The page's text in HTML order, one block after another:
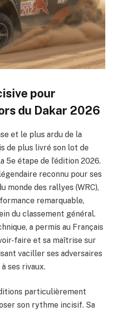
pour
du Dakar 2026
et le plus ardu de la
de plus livré son lot de
5e étape de l’édition 2026.
reconnu pour ses
monde des rallyes (WRC),
remarquable,
du classement général.
a permis au Français
faire et sa maîtrise sur
vaciller ses adversaires
ses rivaux.
particulièrement
son rythme incisif. Sa